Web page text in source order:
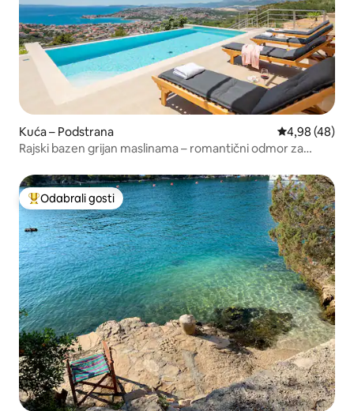
Kuća – Podstrana Prosječna
4,98 (48)
Rajski bazen grijan maslinama – romantični odmor za
Među najviše rangiranima s oznakom „Odabrali gosti”
Odabrali gosti